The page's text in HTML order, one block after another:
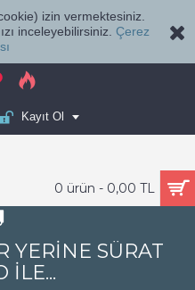
izin vermektesiniz.
inceleyebilirsiniz. Çerez
Kayıt Ol
0 ürün - 0,00 TL
YERİNE SÜRAT
İLE...